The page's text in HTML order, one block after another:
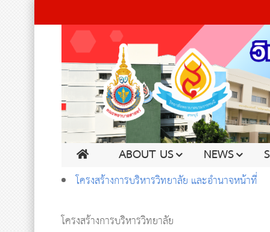
ABOUT US NEWS
โครงสร้างการบริหารวิทยาลัย และอำนาจหน้าที่
โครงสร้างการบริหารวิทยาลัย